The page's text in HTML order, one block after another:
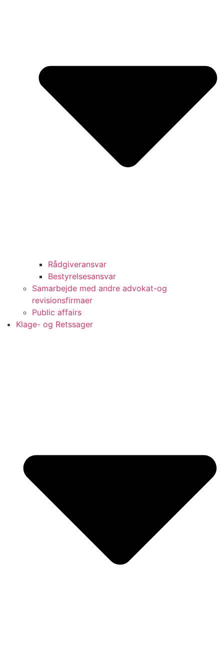
Rådgiveransvar
Bestyrelsesansvar
Samarbejde med andre advokat-og
revisionsfirmaer
Public affairs
Klage- og Retssager